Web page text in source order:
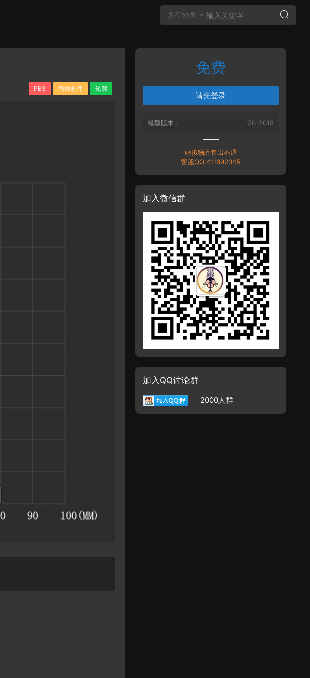
所有分类
PB3 智能构件 轮廓
免费
请先登录
模型版本： 7.0-2018
虚拟物品售出不退
客服QQ:411692045
加入微信群
加入QQ讨论群
2000人群